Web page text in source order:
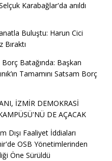
Karabağlar'da anıldı
Buluştu: Harun Cici
Bıraktı
Borç Batağında: Başkan
Tamamını Satsam Borç
İZMİR DEMOKRASİ
DE AÇACAK
Dışı Faaliyet İddiaları
OSB Yönetimlerinden
Öne Sürüldü